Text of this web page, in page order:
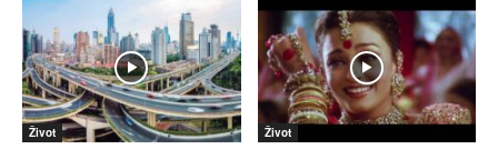
Život Život